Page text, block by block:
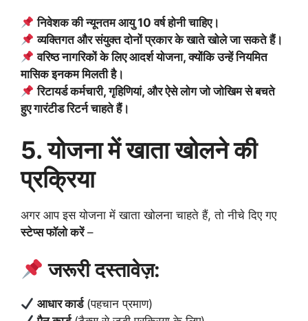
निवेशक की न्यूनतम आयु 10 वर्ष होनी चाहिए।
व्यक्तिगत और संयुक्त दोनों प्रकार के खाते खोले जा सकते हैं।
वरिष्ठ नागरिकों के लिए आदर्श योजना, क्योंकि उन्हें नियमित
मासिक इनकम मिलती है।
रिटायर्ड कर्मचारी, गृहिणियां, और ऐसे लोग जो जोखिम से बचते
हुए गारंटीड रिटर्न चाहते हैं।
5. योजना में खाता खोलने की
प्रक्रिया
अगर आप इस योजना में खाता खोलना चाहते हैं, तो नीचे दिए गए
स्टेप्स फॉलो करें–
जरूरी दस्तावेज़:
आधार कार्ड(पहचान प्रमाण)